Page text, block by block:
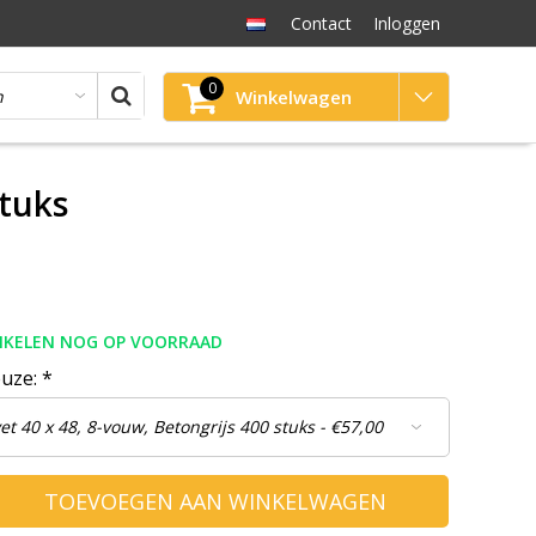
Contact Inloggen
0 Winkelwagen
NOG OP VOORRAAD
*
TOEVOEGEN AAN WINKELWAGEN